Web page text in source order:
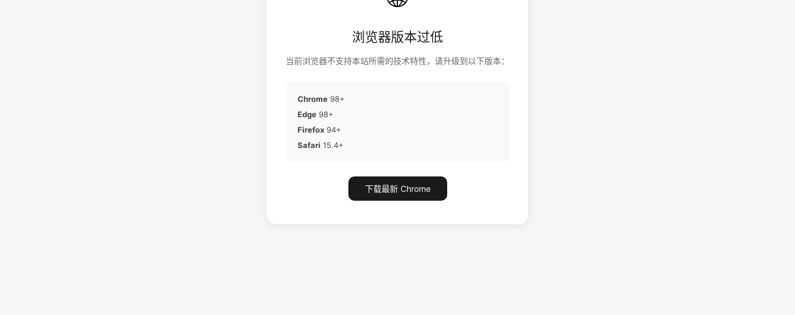
浏览器版本过低
当前浏览器不支持本站所需的技术特性，请升级到以下版本：
Chrome 98+
Edge 98+
Firefox 94+
Safari 15.4+
下载最新 Chrome